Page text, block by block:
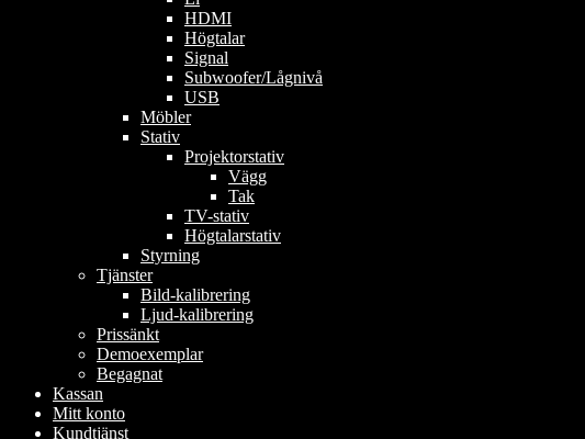
HDMI
Högtalar
Signal
Subwoofer/Lågnivå
USB
Möbler
Stativ
Projektorstativ
Vägg
Tak
TV-stativ
Högtalarstativ
Styrning
Tjänster
Bild-kalibrering
Ljud-kalibrering
Prissänkt
Demoexemplar
Begagnat
Kassan
Mitt konto
Kundtjänst